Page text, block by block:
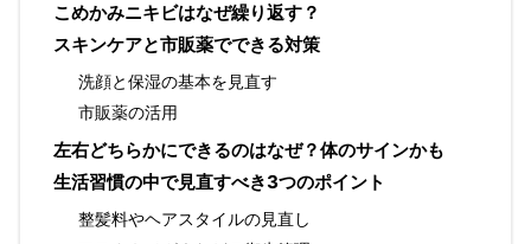
こめかみニキビはなぜ繰り返す？
スキンケアと市販薬でできる対策
洗顔と保湿の基本を見直す
市販薬の活用
左右どちらかにできるのはなぜ？体のサインかも
生活習慣の中で見直すべき3つのポイント
整髪料やヘアスタイルの見直し